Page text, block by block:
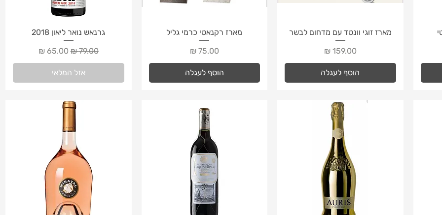
תצוגה מהירה
מארז זוגי וונטד עם מדחום לבשר
מחיר
הוסף לעגלה
תצוגה מהירה
מארז רקנאטי כרמי גליל
מחיר
הוסף לעגלה
תצוגה מהירה
גרנאש נואר ליאון 2018
מחיר רגיל‏79.00 ‏₪ מחיר מבצע
אזל המלאי